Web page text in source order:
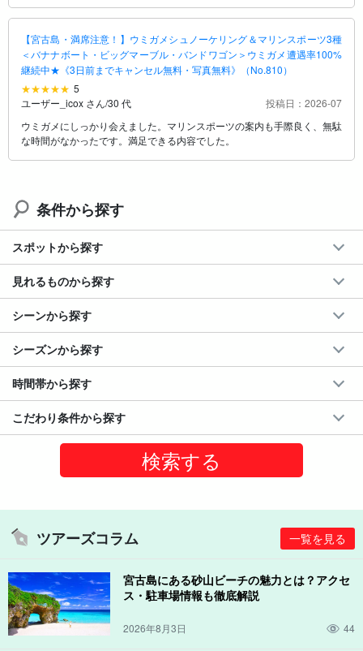
【宮古島・満席注意！】ウミガメシュノーケリング＆マリンスポーツ3種
＜バナナボート・ビッグマーブル・バンドワゴン＞ウミガメ遭遇率100%
継続中★《3日前までキャンセル無料・写真無料》（No.810）
5
ユーザー_icox さん/30 代
投稿日：2026-07
ウミガメにしっかり会えました。マリンスポーツの案内も手際良く、無駄
な時間がなかったです。満足できる内容でした。
条件から探す
スポットから探す
見れるものから探す
シーンから探す
シーズンから探す
時間帯から探す
こだわり条件から探す
ツアーズコラム 一覧を見る
宮古島にある砂山ビーチの魅力とは？アクセ
ス・駐車場情報も徹底解説
2026年8月3日 44